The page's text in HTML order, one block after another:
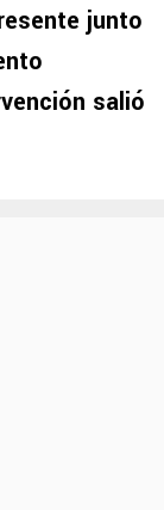
junto
salió